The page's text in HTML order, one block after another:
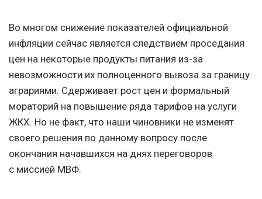
Во многом снижение показателей официальной
инфляции сейчас является следствием проседания
цен на некоторые продукты питания из-за
невозможности их полноценного вывоза за границу
аграриями. Сдерживает рост цен и формальный
мораторий на повышение ряда тарифов на услуги
ЖКХ. Но не факт, что наши чиновники не изменят
своего решения по данному вопросу после
окончания начавшихся на днях переговоров
с миссией МВФ.